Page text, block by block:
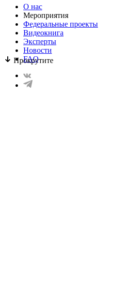
Прокрутите
О нас
Mероприятия
Федеральные проекты
Видеокнига
Эксперты
Новости
FAQ